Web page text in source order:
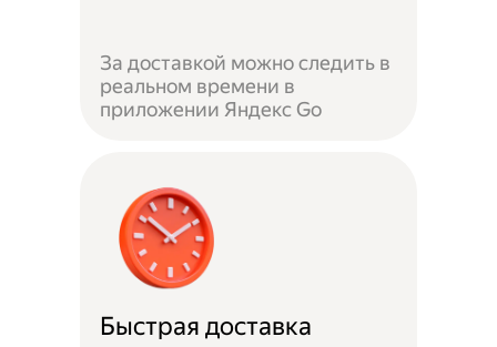
За доставкой можно следить в
реальном времени в
приложении Яндекс Go
Быстрая доставка